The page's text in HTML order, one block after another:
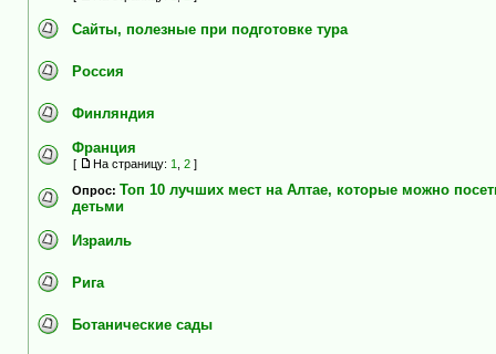
Сайты, полезные при подготовке тура
Россия
Финляндия
Франция
[ На страницу: 1 2 ]
Опрос: Топ 10 лучших мест на Алтае, которые можно
детьми
Израиль
Рига
Ботанические сады